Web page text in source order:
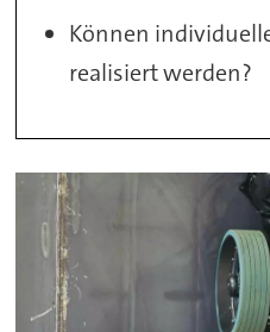
Können
realisiert werden?